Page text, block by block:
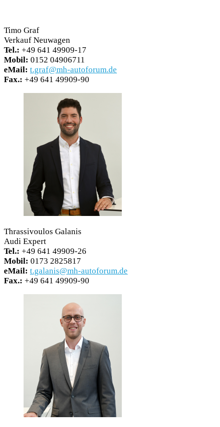
Timo Graf
Verkauf Neuwagen
Tel.: +49 641 49909-17
Mobil: 0152 04906711
eMail: t.graf@mh-autoforum.de
Fax.: +49 641 49909-90
Thrassivoulos Galanis
Audi Expert
Tel.: +49 641 49909-26
Mobil: 0173 2825817
eMail: t.galanis@mh-autoforum.de
Fax.: +49 641 49909-90